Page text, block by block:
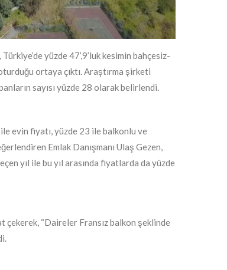
yüzde 47’,9’luk kesimin bahçesiz-
ortaya çıktı. Araştırma şirketi
sayısı yüzde 28 olarak belirlendi.
evin fiyatı, yüzde 23 ile balkonlu ve
Emlak Danışmanı Ulaş Gezen,
yıl ile bu yıl arasında fiyatlarda da yüzde
çekerek, “Daireler Fransız balkon şeklinde